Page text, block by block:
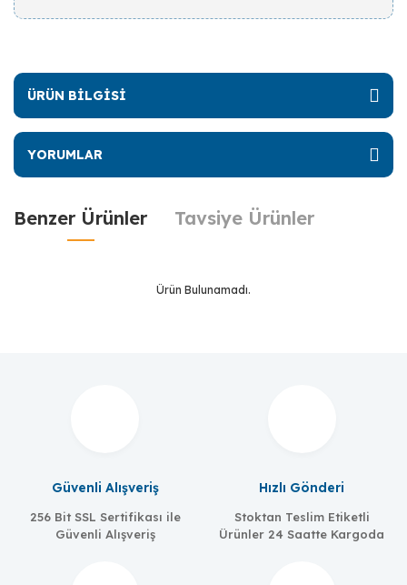
ÜRÜN BİLGİSİ
YORUMLAR
Benzer Ürünler Tavsiye Ürünler
Ürün Bulunamadı.
Güvenli Alışveriş
256 Bit SSL Sertifikası ile
Güvenli Alışveriş
Hızlı Gönderi
Stoktan Teslim Etiketli
Ürünler 24 Saatte Kargoda